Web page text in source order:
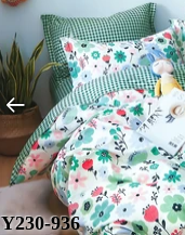
Y230-936